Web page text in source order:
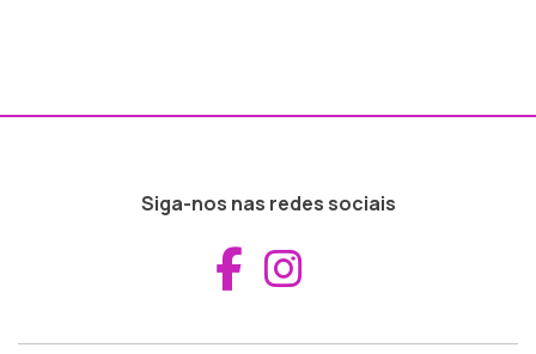
Siga-nos nas redes sociais
Aceder ao